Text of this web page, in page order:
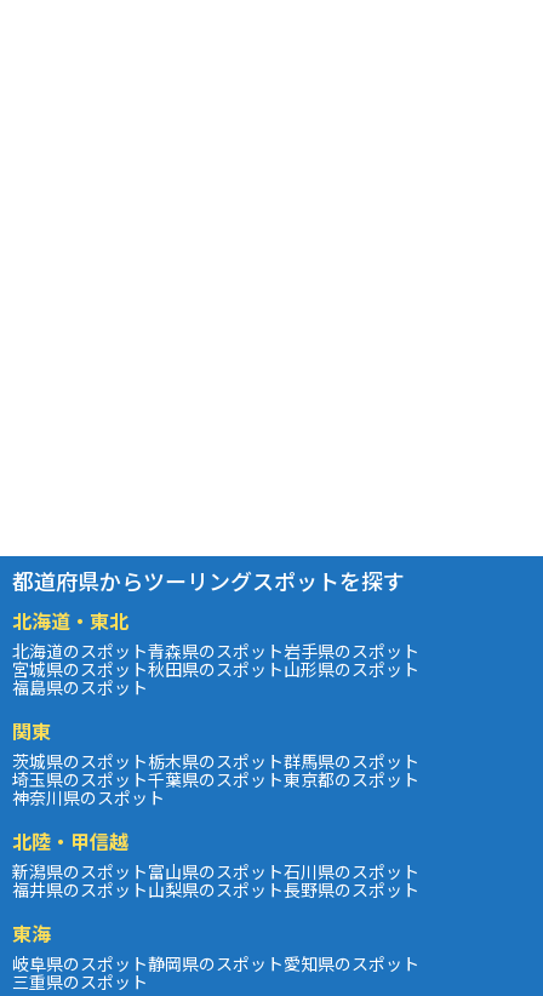
都道府県からツーリングスポットを探す
北海道・東北
北海道のスポット青森県のスポット岩手県のスポット
宮城県のスポット秋田県のスポット山形県のスポット
福島県のスポット
関東
茨城県のスポット栃木県のスポット群馬県のスポット
埼玉県のスポット千葉県のスポット東京都のスポット
神奈川県のスポット
北陸・甲信越
新潟県のスポット富山県のスポット石川県のスポット
福井県のスポット山梨県のスポット長野県のスポット
東海
岐阜県のスポット静岡県のスポット愛知県のスポット
三重県のスポット